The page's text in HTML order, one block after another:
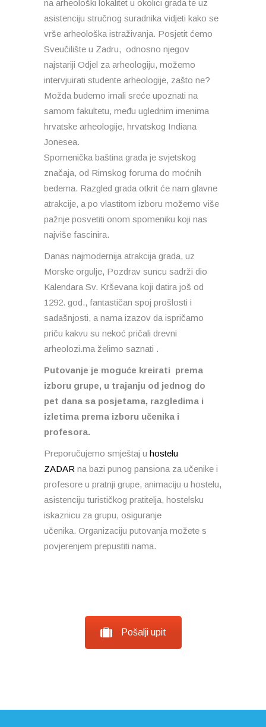
na arheološki lokalitet u okolici grada te uz
asistenciju stručnog suradnika vidjeti kako se
vrše arheološka istraživanja. Posjetit ćemo
Sveučilište u Zadru, odnosno njegov
najstariji Odjel za arheologiju, možemo
intervjuirati studente arheologije, zašto ne?
Možda budemo imali sreće upoznati na
samom fakultetu, među uglednim imenima
hrvatske arheologije, hrvatskog Indiana
Jonesea.
Spomenička baština grada je svjetskog
značaja, od Rimskog foruma do moćnih
bedema. Razgled grada otkrit će nam glavne
atrakcije, a po vlastitom izboru možemo više
pažnje posvetiti onom spomeniku koji nas
najviše fascinira.
Danas najmodernija atrakcija grada, uz
Morske orgulje, Pozdrav suncu sadrži dio
Kalendara Sv. Krševana koji datira još od
1292. god., fantastičan spoj prošlosti i
sadašnjosti, a nama izazov da ispričamo
priču kakvu su nekoć pričali drevni
arheolozi.ma želimo saznati .
Putovanje je moguće kreirati prema
izboru grupe, u trajanju od jednog do
pet dana sa posjetama, razgledima i
izletima prema izboru učenika i
profesora.
Preporučujemo smještaj u hostelu
ZADAR na bazi punog pansiona za učenike i
profesore u pratnji grupe, animaciju u hostelu,
asistenciju turističkog pratitelja, hostelsku
iskaznicu za grupu, osiguranje
učenika. Organizaciju putovanja možete s
povjerenjem prepustiti nama.
Pošalji upit